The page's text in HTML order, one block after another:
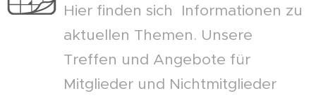
Hier finden sich Informationen zu
aktuellen Themen. Unsere
Treffen und Angebote für
Mitglieder und Nichtmitglieder